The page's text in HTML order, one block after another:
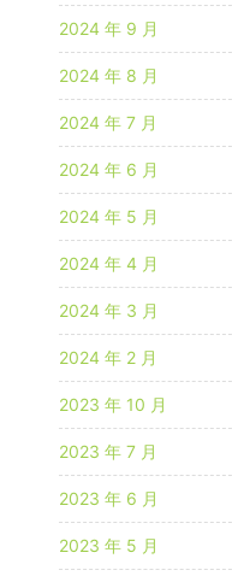
2024 年 9 月
2024 年 8 月
2024 年 7 月
2024 年 6 月
2024 年 5 月
2024 年 4 月
2024 年 3 月
2024 年 2 月
2023 年 10 月
2023 年 7 月
2023 年 6 月
2023 年 5 月